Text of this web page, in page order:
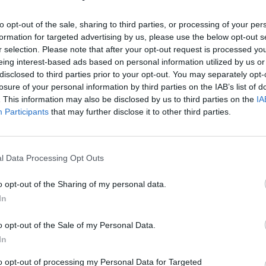
opt-out of the sale, sharing to third parties, or processing of your
for targeted advertising by us, please use the below opt-out
selection. Please note that after your opt-out request is processed
interest-based ads based on personal information utilized by us
to third parties prior to your opt-out. You may separately
of your personal information by third parties on the IAB’s list of
This information may also be disclosed by us to third parties on the
Participants that may further disclose it to other third parties.
Data Processing Opt Outs
opt-out of the Sharing of my personal data.
opt-out of the Sale of my Personal Data.
opt-out of processing my Personal Data for Targeted
1951 tornò in Italia e pochi anni dopo offrì
migliori interpretazioni nel capolavoro
"Senso" (1954). Tornò davanti alla
presa solo nel 1957 diretta da
Antonioni in "Il grido". La sua fama si
la direzione di registi come Gillo
("La grande strada azzurra", 1957) e Pier
un'attrice molto versatile,
accanto ad Alain Delon; con Mario Bava
"La strategia del ragno" (1970) e nel
(1976). Dario Argento le affidò
aver vinto il Leone d'oro alla carriera al
nel 1997, trascorse gli ultimi anni
in povertà. Sabato 31 maggio, nel giorno
Rudy Giuliani a Come States?
Trump, Meloni e la strategia
americana